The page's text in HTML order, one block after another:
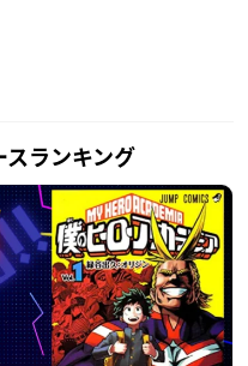
スランキング